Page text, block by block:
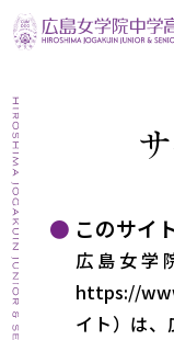
このサイ
広島女学
https://
イト）は、